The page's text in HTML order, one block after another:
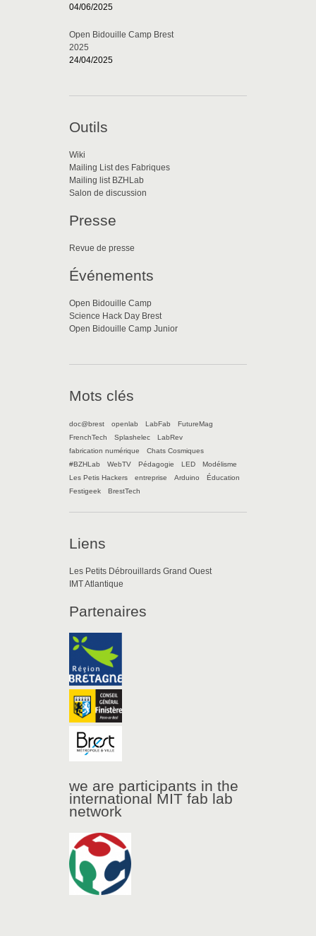
04/06/2025
Open Bidouille Camp Brest
2025
24/04/2025
Outils
Wiki
Mailing List des Fabriques
Mailing list BZHLab
Salon de discussion
Presse
Revue de presse
Événements
Open Bidouille Camp
Science Hack Day Brest
Open Bidouille Camp Junior
Mots clés
doc@brest openlab LabFab
FutureMag
FrenchTech
Splashelec
LabRev
fabrication numérique
Chats Cosmiques
#BZHLab
WebTV Pédagogie LED
Modélisme
Les Petis Hackers
entreprise Arduino
Éducation
Festigeek
BrestTech
Liens
Les Petits Débrouillards Grand Ouest
IMT Atlantique
Partenaires
we are participants in the
international MIT fab lab
network